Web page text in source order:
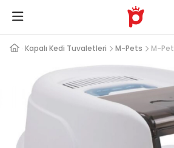
Kapalı Kedi Tuvaletleri M-Pets M-